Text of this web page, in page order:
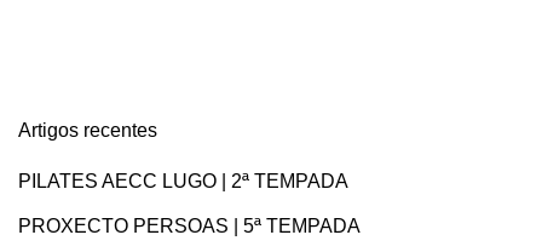
Artigos recentes
PILATES AECC LUGO | 2ª TEMPADA
PROXECTO PERSOAS | 5ª TEMPADA